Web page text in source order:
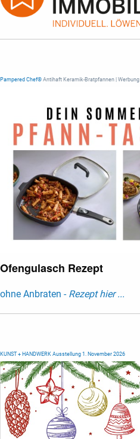
Pampered Chef® Antihaft Keramik-Bratpfannen | Werbung
Ofengulasch Rezept
ohne Anbraten - Rezept hier ...
KUNST + HANDWERK Ausstellung 1. November 2026